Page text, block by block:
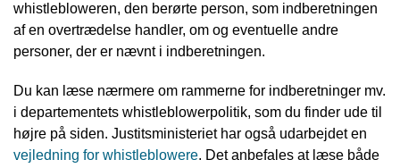
whistlebloweren, den berørte person, som indberetningen
af en overtrædelse handler, om og eventuelle andre
personer, der er nævnt i indberetningen.
Du kan læse nærmere om rammerne for indberetninger mv.
i departementets whistleblowerpolitik, som du finder ude til
højre på siden. Justitsministeriet har også udarbejdet en
vejledning for whistleblowere. Det anbefales at læse både